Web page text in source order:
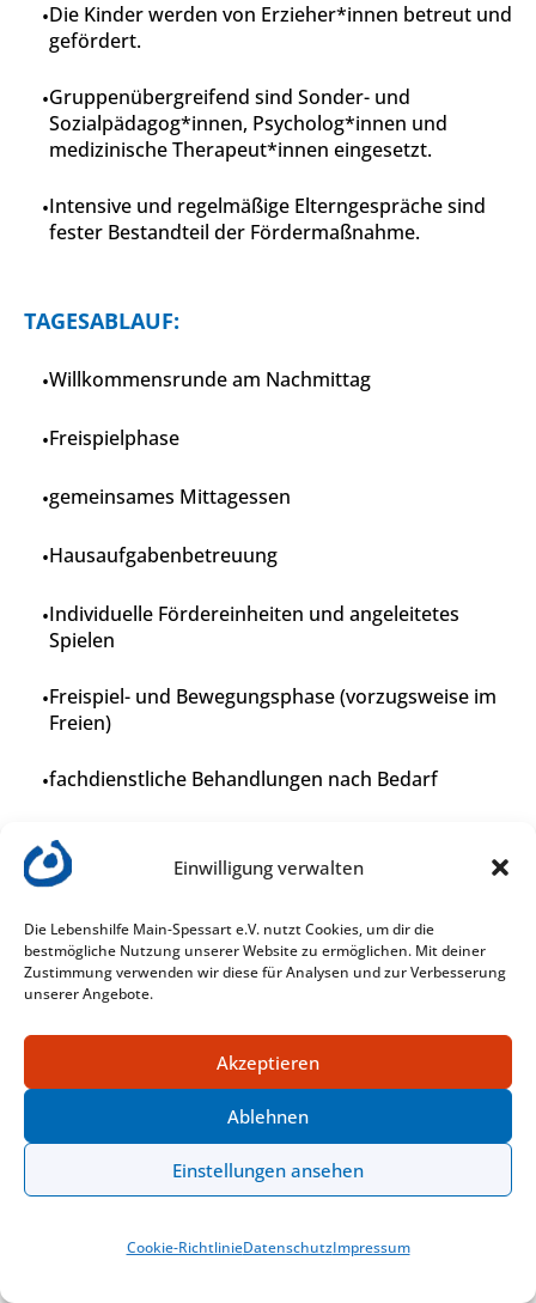
Einwilligung verwalten
Die Lebenshilfe Main-Spessart e.V. nutzt Cookies, um dir die
bestmögliche Nutzung unserer Website zu ermöglichen. Mit deiner
Zustimmung verwenden wir diese für Analysen und zur Verbesserung
unserer Angebote.
Akzeptieren
Ablehnen
Einstellungen ansehen
Cookie-RichtlinieDatenschutz­Im­pres­sum
Die Kinder werden von Erzieher*innen betreut und
gefördert.
Gruppenübergreifend sind Sonder- und
Sozialpädagog*innen, Psycholog*innen und
medizinische Therapeut*innen eingesetzt.
Intensive und regelmäßige Elterngespräche sind
fester Bestandteil der Fördermaßnahme.
TAGESABLAUF:
Willkommensrunde am Nachmittag
Freispielphase
gemeinsames Mittagessen
Hausaufgabenbetreuung
Individuelle Fördereinheiten und angeleitetes
Spielen
Freispiel- und Bewegungsphase (vorzugsweise im
Freien)
fachdienstliche Behandlungen nach Bedarf
Nachmittagsimbiss
Kleinbusse
EINRICHTUNGSGRÖSSE:
Eine Gruppe mit 9 Kindern
ALTERSGRUPPE: